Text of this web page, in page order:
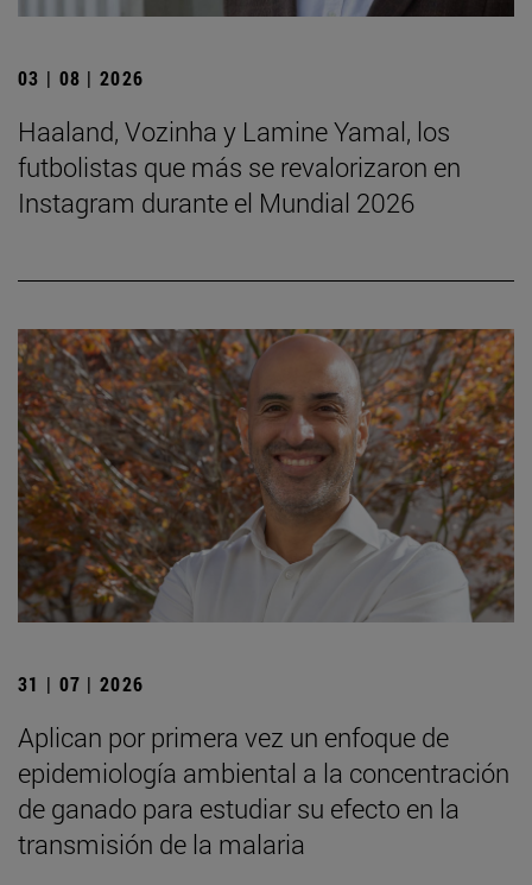
03 | 08 | 2026
Haaland, Vozinha y Lamine Yamal, los
futbolistas que más se revalorizaron en
Instagram durante el Mundial 2026
31 | 07 | 2026
Aplican por primera vez un enfoque de
epidemiología ambiental a la concentración
de ganado para estudiar su efecto en la
transmisión de la malaria